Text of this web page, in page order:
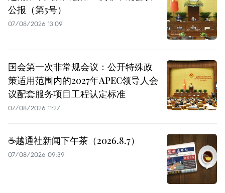
公报（第5号）
07/08/2026 13:09
国会第一次非常规会议：公开特殊政
策适用范围内的2027年APEC领导人会
议配套服务项目工程认定标准
07/08/2026 11:27
☕️越通社新闻下午茶（2026.8.7）
07/08/2026 09:39